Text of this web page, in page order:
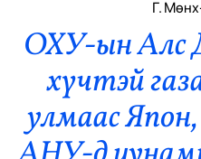
Эрүүл Мэнд
Орон Нутаг
Г.
ОХУ-ын Алс
хүчтэй
улмаас